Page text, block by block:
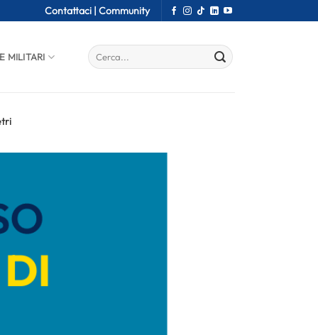
Contattaci | Community
MILITARI